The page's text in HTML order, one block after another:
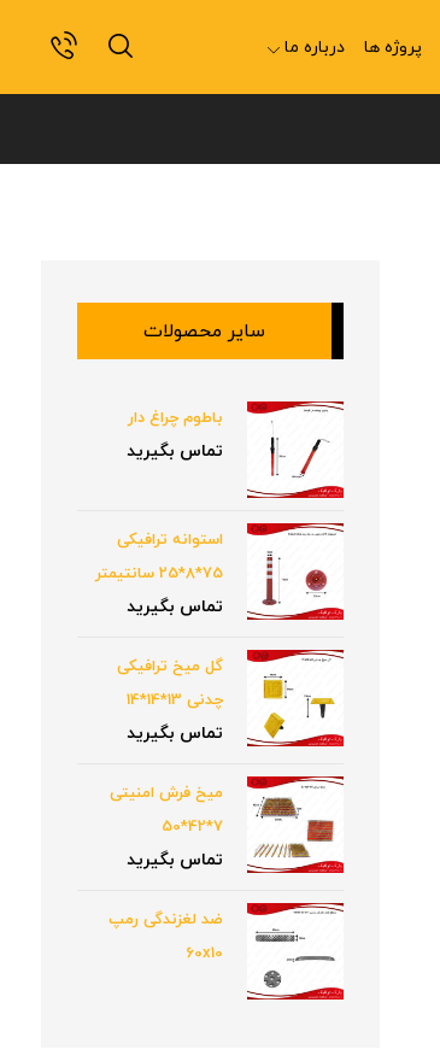
پروژه ها درباره ما
سایر محصولات
باطوم چراغ دار
تماس بگیرید
استوانه ترافیکی
75*8*25 سانتیمتر
تماس بگیرید
گل میخ ترافیکی
چدنی 13*14*14
تماس بگیرید
میخ فرش امنیتی
7*42*50
تماس بگیرید
ضد لغزندگی رمپ
60x10